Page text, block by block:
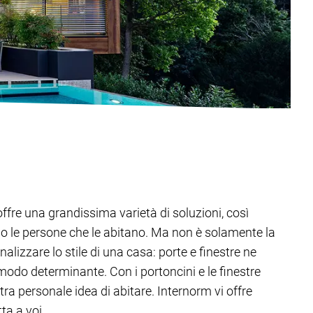
una grandissima varietà di soluzioni, così
le persone che le abitano. Ma non è solamente la
lo stile di una casa: porte e finestre ne
determinante. Con i portoncini e le finestre
personale idea di abitare. Internorm vi offre